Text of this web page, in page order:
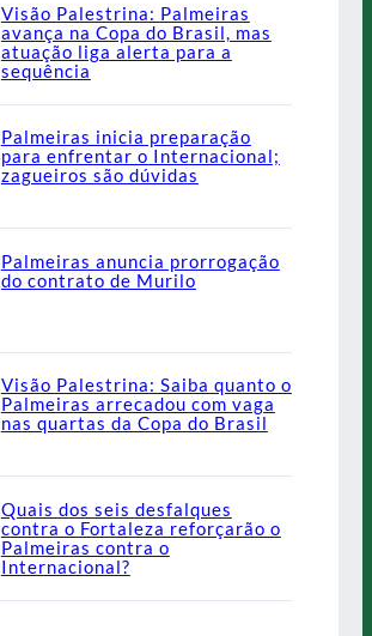
Visão Palestrina: Palmeiras
avança na Copa do Brasil, mas
atuação liga alerta para a
sequência
Palmeiras inicia preparação
para enfrentar o Internacional;
zagueiros são dúvidas
Palmeiras anuncia prorrogação
do contrato de Murilo
Visão Palestrina: Saiba quanto o
Palmeiras arrecadou com vaga
nas quartas da Copa do Brasil
Quais dos seis desfalques
contra o Fortaleza reforçarão o
Palmeiras contra o
Internacional?